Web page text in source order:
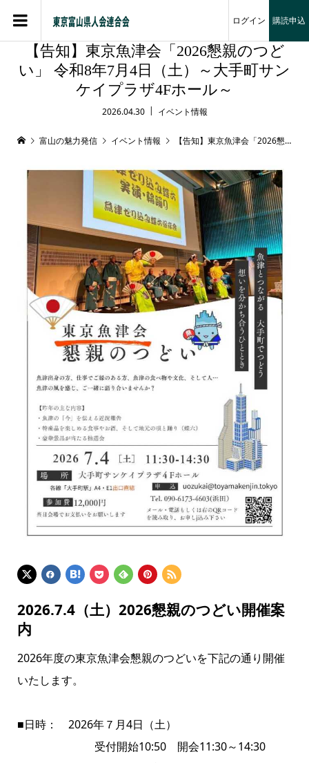
ログイン 購読申込
【告知】東京魚津会「2026懇親のつど
い」 令和8年7月4日（土）～大手町サン
ケイプラザ4Fホール～
2026.04.30 イベント情報
富山の魅力発信 イベント情報 【告知】東京魚津会「2026懇親のつどい」 令和8年7月4日（土）～大手町サンケイプラザ4Fホール～
2026.7.4（土）2026懇親のつどい開催案
内
2026年度の東京魚津会懇親のつどいを下記の通り開催
いたします。
■日時： 2026年７月4日（土）
受付開始10:50 開会11:30～14:30